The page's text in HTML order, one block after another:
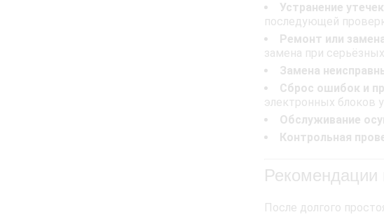
Устранение
последующей
Ремонт или
замена при
Замена
Сброс ошибок и
электронных блоков
Обслуживание
Контрольная
Рекомендации
После долгого